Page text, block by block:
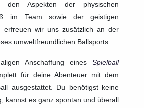
den Aspekten der physischen
im Team sowie der geistigen
erfreuen wir uns zusätzlich an der
umweltfreundlichen Ballsports.
Anschaffung eines Spielball
für deine Abenteuer mit dem
ausgestattet. Du benötigst keine
kannst es ganz spontan und überall